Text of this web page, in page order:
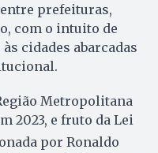
prefeituras,
com o intuito de
cidades abarcadas
Metropolitana
2023, e fruto da Lei
por Ronaldo